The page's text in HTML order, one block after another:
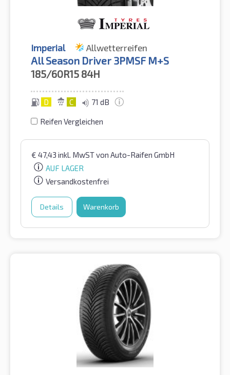
Imperial Allwetterreifen
All Season Driver 3PMSF M+S
185/60R15 84H
D C 71 dB
Reifen Vergleichen
€ 47,43 inkl. MwSTvon Auto-Raifen GmbH
AUF LAGER
Versandkostenfrei
Details Warenkorb